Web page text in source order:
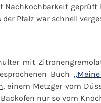
Nachkochbarkeit
Pfalz war schnell
mit
Buch
, einem Metzger vom
nur so vom